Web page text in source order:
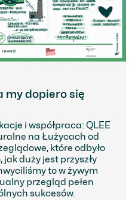
my dopiero się
i współpraca: QLEE
na Łużycach od
które odbyło
jak duży jest przyszły
to w żywym
przegląd pełen
sukcesów.